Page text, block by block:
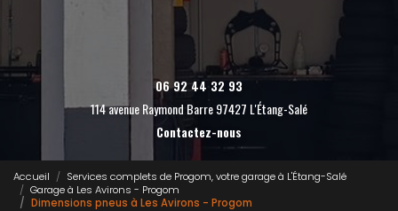
06 92 44 32 93
114 avenue Raymond Barre 97427 L'Étang-Salé
Contactez-nous
Accueil
Services complets de Progom, votre garage à L'Étang-Salé
Garage à Les Avirons - Progom
Dimensions pneus à Les Avirons - Progom